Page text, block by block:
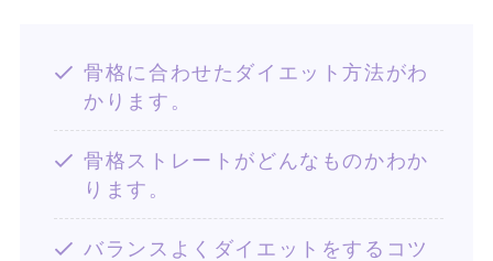
骨格に合わせたダイエット方法がわ
かります。
骨格ストレートがどんなものかわか
ります。
バランスよくダイエットをするコツ